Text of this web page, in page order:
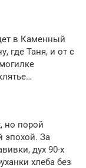
в Каменный
где Таня, и от с
но порой
эпохой. За
дух 90-х
хлеба без